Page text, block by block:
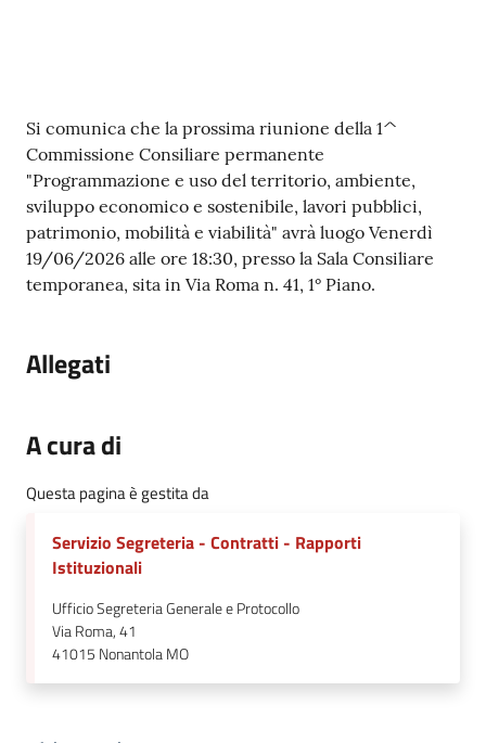
Contenuto
Si comunica che la prossima riunione della 1^
Commissione Consiliare permanente
"Programmazione e uso del territorio, ambiente,
sviluppo economico e sostenibile, lavori pubblici,
patrimonio, mobilità e viabilità" avrà luogo Venerdì
19/06/2026 alle ore 18:30, presso la Sala Consiliare
temporanea, sita in Via Roma n. 41, 1° Piano.
Allegati
A cura di
Questa pagina è gestita da
Servizio Segreteria - Contratti - Rapporti
Istituzionali
Ufficio Segreteria Generale e Protocollo
Via Roma, 41
41015 Nonantola MO